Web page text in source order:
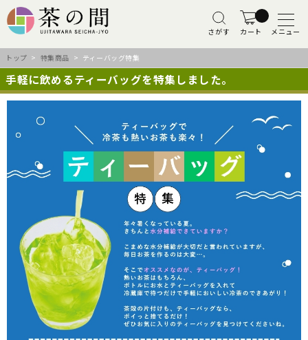
さがす カート メニュー
トップ > 特集商品 > ティーバッグ特集
手軽に飲めるティーバッグを特集しました。